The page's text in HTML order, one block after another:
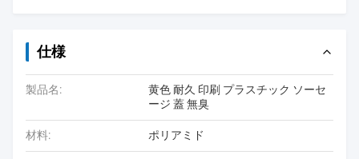
仕様
製品名:
黄色 耐久 印刷 プラスチック ソーセ
ージ 蓋 無臭
材料: ポリアミド